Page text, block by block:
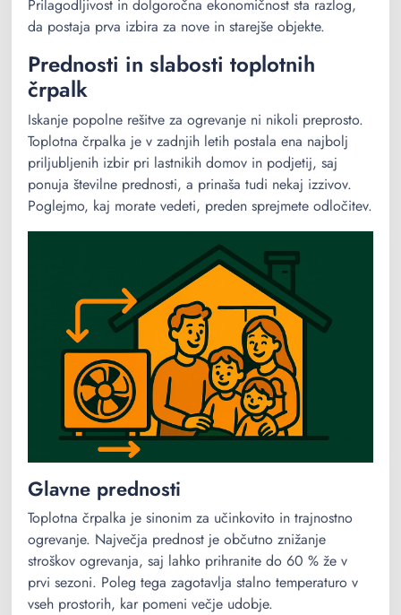
Prilagodljivost in dolgoročna ekonomičnost sta razlog,
da postaja prva izbira za nove in starejše objekte.
Prednosti in slabosti toplotnih
črpalk
Iskanje popolne rešitve za ogrevanje ni nikoli preprosto.
Toplotna črpalka je v zadnjih letih postala ena najbolj
priljubljenih izbir pri lastnikih domov in podjetij, saj
ponuja številne prednosti, a prinaša tudi nekaj izzivov.
Poglejmo, kaj morate vedeti, preden sprejmete odločitev.
Glavne prednosti
Toplotna črpalka je sinonim za učinkovito in trajnostno
ogrevanje. Največja prednost je občutno znižanje
stroškov ogrevanja, saj lahko prihranite do 60 % že v
prvi sezoni. Poleg tega zagotavlja stalno temperaturo v
vseh prostorih, kar pomeni večje udobje.